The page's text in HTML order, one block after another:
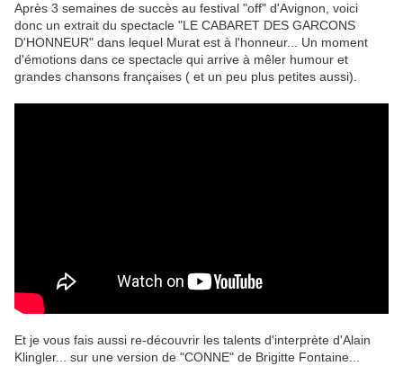
Après 3 semaines de succès au festival "off" d'Avignon, voici
donc un extrait du spectacle "LE CABARET DES GARCONS
D'HONNEUR" dans lequel Murat est à l'honneur... Un moment
d'émotions dans ce spectacle qui arrive à mêler humour et
grandes chansons françaises ( et un peu plus petites aussi).
Et je vous fais aussi re-découvrir les talents d'interprète d'Alain
Klingler... sur une version de "CONNE" de Brigitte Fontaine...